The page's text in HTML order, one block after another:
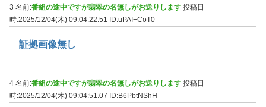
3 名前:番組の途中ですが翡翠の名無しがお送りします 投稿日
時:2025/12/04(木) 09:04:22.51 ID:uPAI+CoT0
証拠画像無し
4 名前:番組の途中ですが翡翠の名無しがお送りします 投稿日
時:2025/12/04(木) 09:04:51.07
ID:B6PbtNShH